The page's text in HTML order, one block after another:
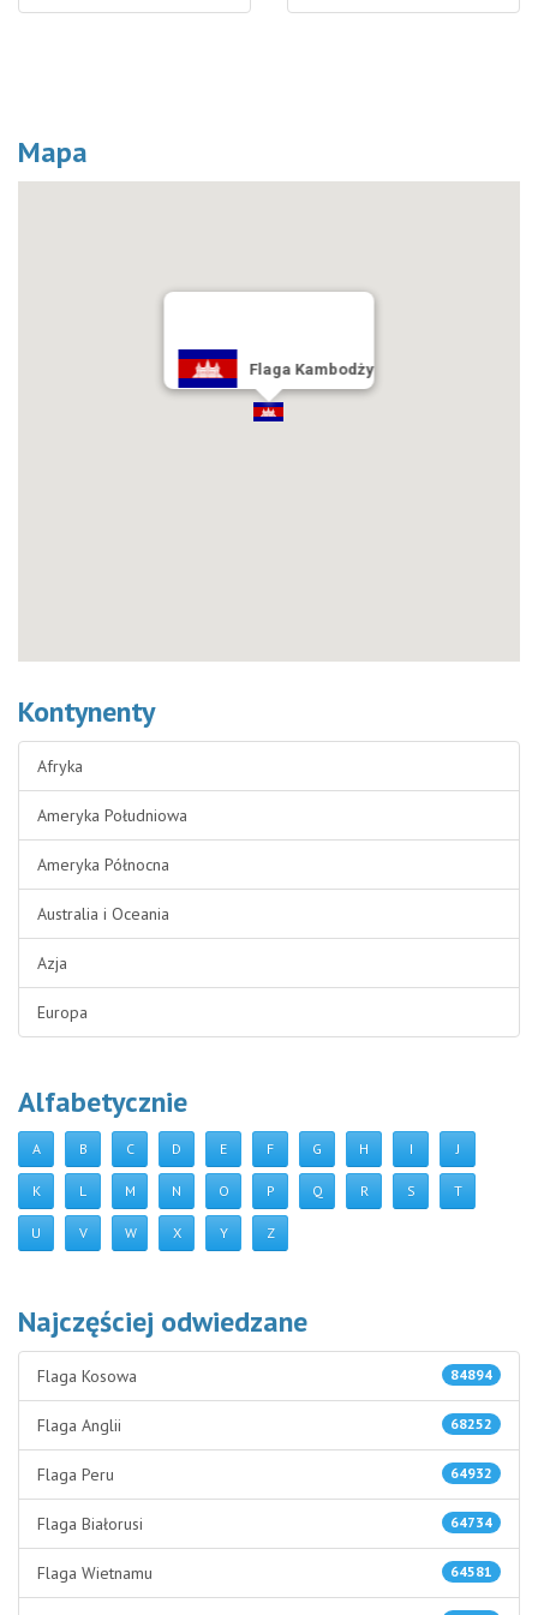
Mapa
Flaga Kambodży
Kontynenty
Afryka
Ameryka Południowa
Ameryka Północna
Australia i Oceania
Azja
Europa
Alfabetycznie
A B C D E F G H I J
K L M N O P Q R S T
U V W X Y Z
Najczęściej odwiedzane
84894
Flaga Kosowa
68252
Flaga Anglii
64932
Flaga Peru
64734
Flaga Białorusi
64581
Flaga Wietnamu